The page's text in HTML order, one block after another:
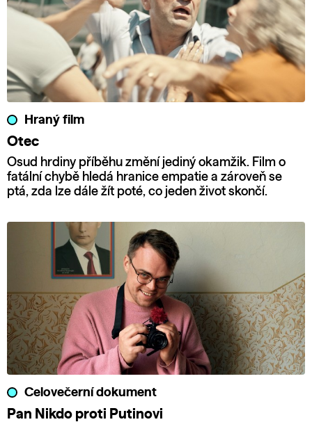
Hraný film
Otec
Osud hrdiny příběhu změní jediný okamžik. Film o
fatální chybě hledá hranice empatie a zároveň se
ptá, zda lze dále žít poté, co jeden život skončí.
Celovečerní dokument
Pan Nikdo proti Putinovi